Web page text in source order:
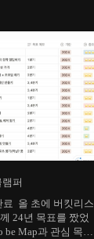
램퍼
료 올 초에 버킷리스
24년 목표를 짰었
be Map과 관심 목록